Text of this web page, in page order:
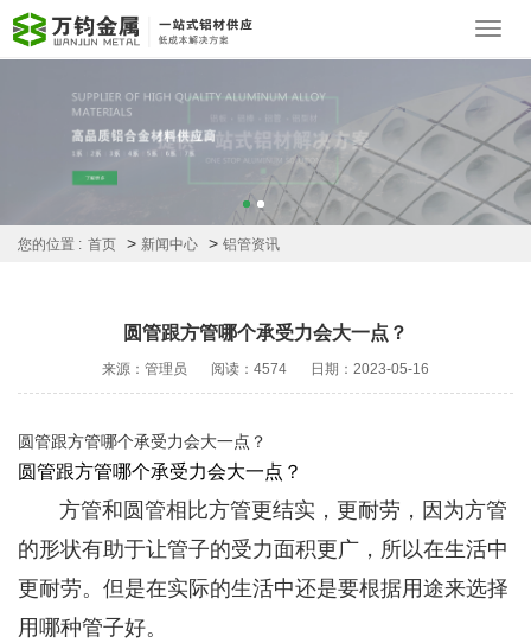
您的位置 : 首页 > 新闻中心 > 铝管资讯
圆管跟方管哪个承受力会大一点？
来源：管理员 阅读：4574 日期：2023-05-16
圆管跟方管哪个承受力会大一点？
圆管跟方管哪个承受力会大一点？
的形状有助于让管子的受力面积更广，所以在生活中
更耐劳。但是在实际的生活中还是要根据用途来选择
用哪种管子好。